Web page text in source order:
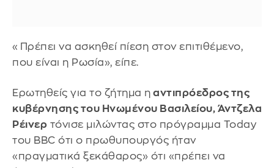
«Πρέπει να ασκηθεί πίεση στον επιτιθέμενο,
που είναι η Ρωσία», είπε.
Ερωτηθείς για το ζήτημα η αντιπρόεδρος της
κυβέρνησης του Ηνωμένου Βασιλείου, Άντζελα
Ρέινερ τόνισε μιλώντας στο πρόγραμμα Today
του BBC ότι ο πρωθυπουργός ήταν
«πραγματικά ξεκάθαρος» ότι «πρέπει να